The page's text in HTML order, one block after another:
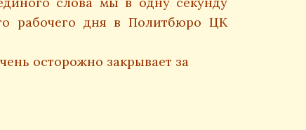
рабочего дня в Политбюро ЦК
осторожно закрывает за